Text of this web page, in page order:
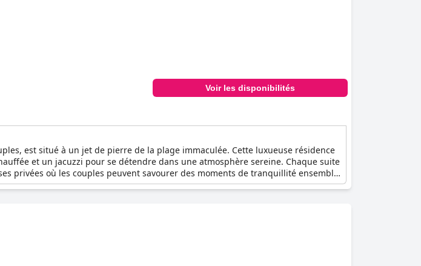
Voir les disponibilités
est situé à un jet de pierre de la plage immaculée. Cette luxueuse résidence
et un jacuzzi pour se détendre dans une atmosphère sereine. Chaque suite
privées où les couples peuvent savourer des moments de tranquillité ensemble.
une note délicieuse avant de partir à la découverte de la beauté environnante